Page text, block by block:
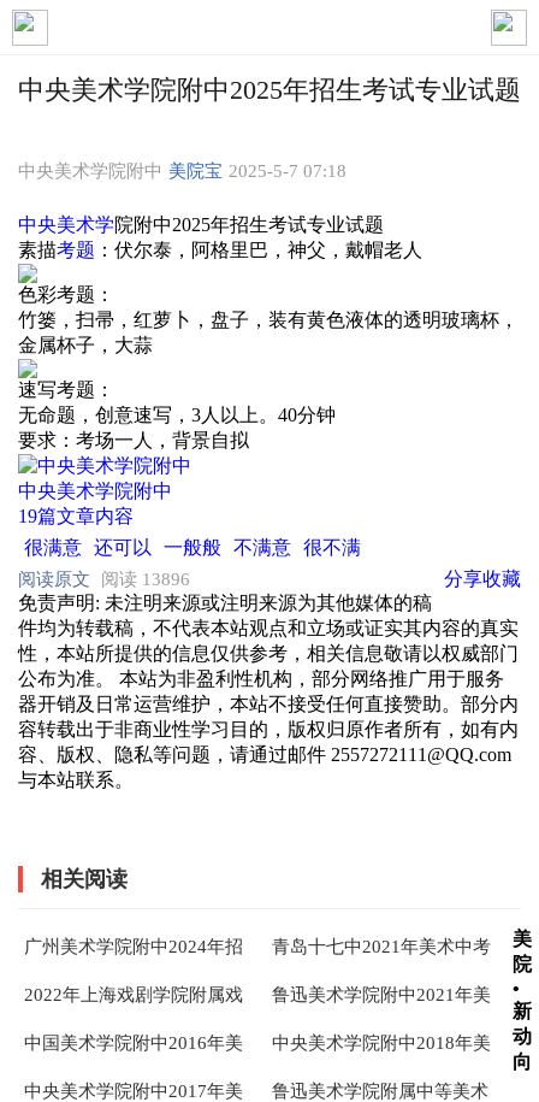
中央美术学院附中2025年招生考试专业试题
中央美术学院附中 美院宝 2025-5-7 07:18
中央美术学院附中2025年招生考试专业试题
素描考题 ：伏尔泰，阿格里巴，神父，戴帽老人
色彩考题：
竹篓，扫帚，红萝卜，盘子，装有黄色液体的透明玻璃杯，
金属杯子，大蒜
速写考题：
无命题，创意速写，3人以上。40分钟
要求：考场一人，背景自拟
中央美术学院附中
19篇文章内容
很满意 还可以 一般般 不满意 很不满
阅读原文 阅读 13896 收藏
分享
免责声明: 未注明来源或注明来源为其他媒体的稿
件均为转载稿，不代表本站观点和立场或证实其内容的真实
性，本站所提供的信息仅供参考，相关信息敬请以权威部门
公布为准。 本站为非盈利性机构，部分网络推广用于服务
器开销及日常运营维护，本站不接受任何直接赞助。部分内
容转载出于非商业性学习目的，版权归原作者所有，如有内
容、版权、隐私等问题，请通过邮件 2557272111@QQ.com
与本站联系。
相关阅读
广州美术学院附中2024年招
青岛十七中2021年美术中考
2022年上海戏剧学院附属戏
鲁迅美术学院附中2021年美
中国美术学院附中2016年美
中央美术学院附中2018年美
中央美术学院附中2017年美
鲁迅美术学院附属中等美术
美
院
•
新
动
向